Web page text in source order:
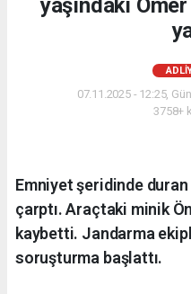
yaşındaki
07.11.2025 - 12:25,
3758+
Emniyet şeridinde
çarptı. Araçtaki minik
kaybetti. Jandarma
soruşturma başlattı.